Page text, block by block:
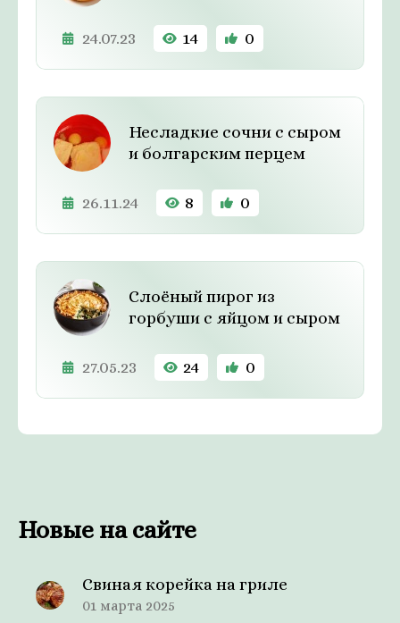
24.07.23 14 0
Несладкие сочни с сыром
и болгарским перцем
26.11.24 8 0
Слоёный пирог из
горбуши с яйцом и сыром
27.05.23 24 0
Новые на сайте
Свиная корейка на гриле
01 марта 2025